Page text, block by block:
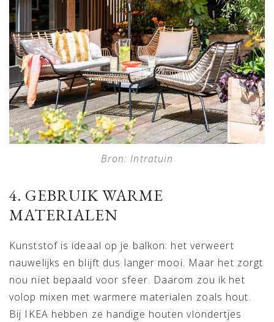
Bron: Intratuin
4. GEBRUIK WARME
MATERIALEN
Kunststof is ideaal op je balkon: het verweert
nauwelijks en blijft dus langer mooi. Maar het zorgt
nou niet bepaald voor sfeer. Daarom zou ik het
volop mixen met warmere materialen zoals hout.
Bij IKEA hebben ze handige houten vlondertjes